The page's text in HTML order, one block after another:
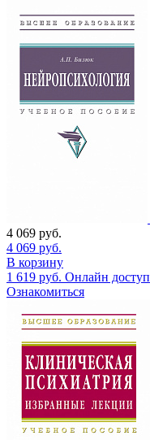
4 069 руб.
4 069 руб.
В корзину
1 619 руб. Онлайн доступ
Ознакомиться